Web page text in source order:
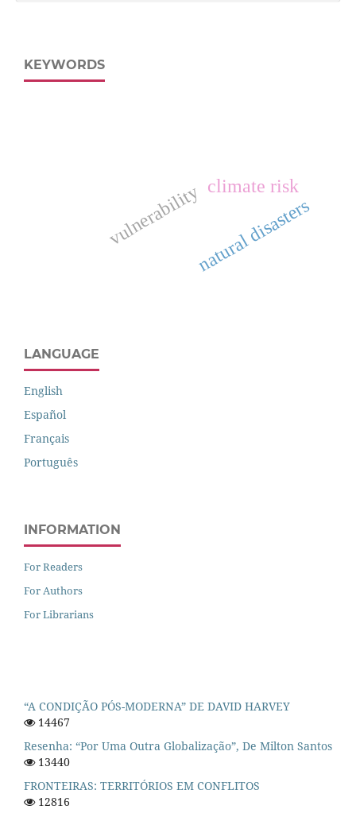
KEYWORDS
vulnerability climate risk
natural disasters
LANGUAGE
English
Español
Français
Português
INFORMATION
For Readers
For Authors
For Librarians
“A CONDIÇÃO PÓS-MODERNA” DE DAVID HARVEY
14467
Resenha: “Por Uma Outra Globalização”, De Milton Santos
13440
FRONTEIRAS: TERRITÓRIOS EM CONFLITOS
12816